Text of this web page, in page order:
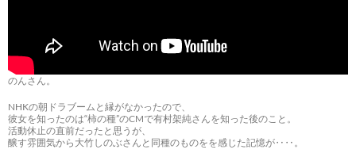
のんさん。
NHKの朝ドラブームと縁がなかったので、
彼女を知ったのは“柿の種”のCMで有村架純さんを知った後のこと。
活動休止の直前だったと思うが、
醸す雰囲気から大竹しのぶさんと同種のものをを感じた記憶が‥‥。